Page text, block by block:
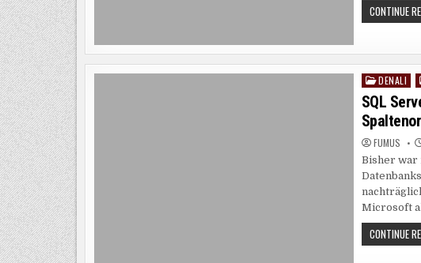
CONTINUE
Posted
in
DENALI
SQL
FUMUS
Bisher war
Microsoft
CONTINUE